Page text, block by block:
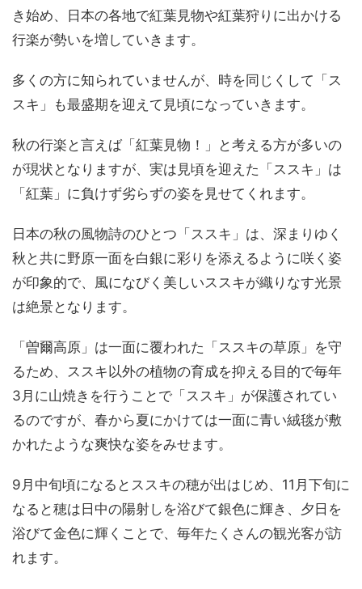
き始め、日本の各地で紅葉見物や紅葉狩りに出かける
行楽が勢いを増していきます。
多くの方に知られていませんが、時を同じくして「ス
スキ」も最盛期を迎えて見頃になっていきます。
秋の行楽と言えば「紅葉見物！」と考える方が多いの
が現状となりますが、実は見頃を迎えた「ススキ」は
「紅葉」に負けず劣らずの姿を見せてくれます。
日本の秋の風物詩のひとつ「ススキ」は、深まりゆく
秋と共に野原一面を白銀に彩りを添えるように咲く姿
が印象的で、風になびく美しいススキが織りなす光景
は絶景となります。
「曽爾高原」は一面に覆われた「ススキの草原」を守
るため、ススキ以外の植物の育成を抑える目的で毎年
3月に山焼きを行うことで「ススキ」が保護されてい
るのですが、春から夏にかけては一面に青い絨毯が敷
かれたような爽快な姿をみせます。
9月中旬頃になるとススキの穂が出はじめ、11月下旬に
なると穂は日中の陽射しを浴びて銀色に輝き、夕日を
浴びて金色に輝くことで、毎年たくさんの観光客が訪
れます。